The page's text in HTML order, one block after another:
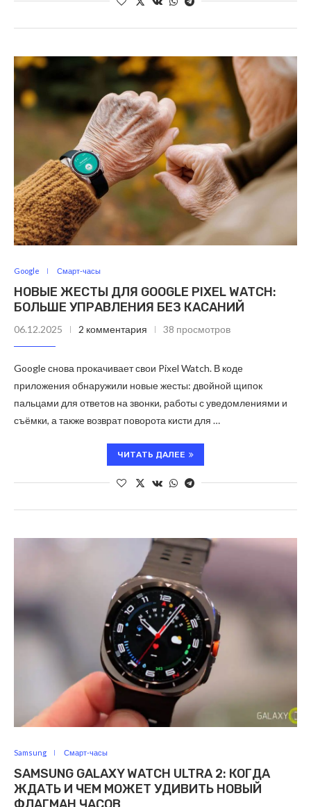
Google Смарт-часы
НОВЫЕ ЖЕСТЫ ДЛЯ GOOGLE PIXEL WATCH:
БОЛЬШЕ УПРАВЛЕНИЯ БЕЗ КАСАНИЙ
06.12.2025 2 комментария 38 просмотров
Google снова прокачивает свои Pixel Watch. В коде
приложения обнаружили новые жесты: двойной щипок
пальцами для ответов на звонки, работы с уведомлениями и
съёмки, а также возврат поворота кисти для …
ЧИТАТЬ ДАЛЕЕ
Samsung Смарт-часы
SAMSUNG GALAXY WATCH ULTRA 2: КОГДА
ЖДАТЬ И ЧЕМ МОЖЕТ УДИВИТЬ НОВЫЙ